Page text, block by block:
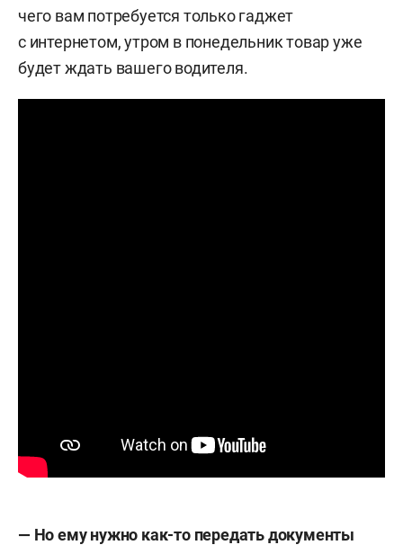
чего вам потребуется только гаджет
с интернетом, утром в понедельник товар уже
будет ждать вашего водителя.
— Но ему нужно как-то передать документы